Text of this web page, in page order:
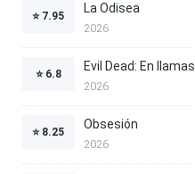
⭐ 7.95
La Odisea
2026
⭐ 6.8
Evil Dead: En llamas
2026
⭐ 8.25
Obsesión
2026